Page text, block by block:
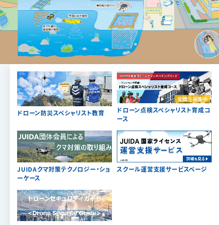
ドローン防災スペシャリスト教育
ドローン点検スペシャリスト育成コ
ース
JUIDAクマ対策テクノロジー・ショ
ーケース
スクール運営支援サービスページ